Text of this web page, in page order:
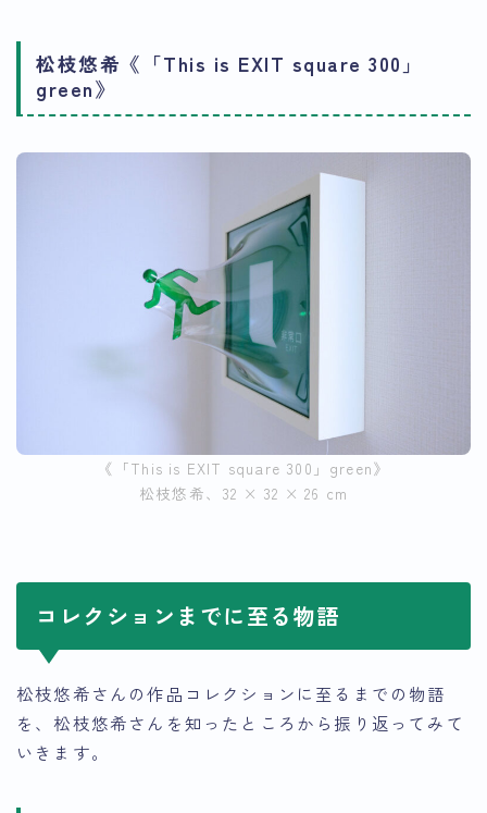
松枝悠希《「This is EXIT square 300」
green》
《「This is EXIT square 300」green》
松枝悠希、32 × 32 × 26 cm
コレクションまでに至る物語
松枝悠希さんの作品コレクションに至るまでの物語
を、松枝悠希さんを知ったところから振り返ってみて
いきます。